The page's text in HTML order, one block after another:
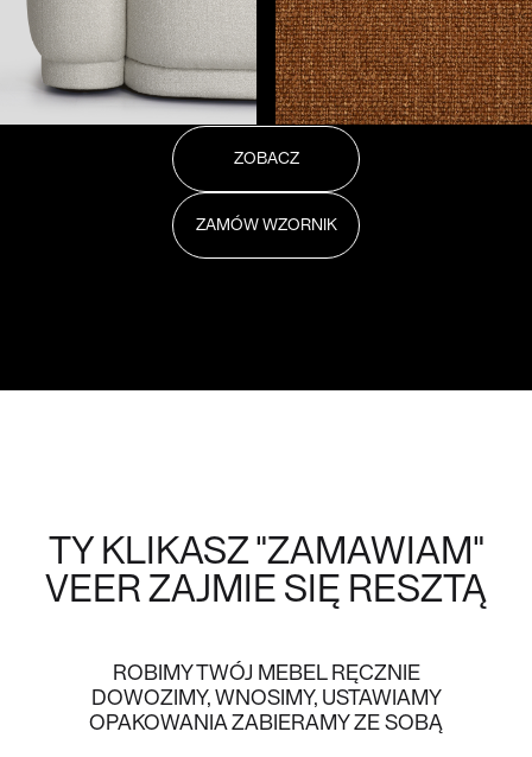
ZOBACZ
ZAMÓW WZORNIK
TY KLIKASZ "ZAMAWIAM"
VEER ZAJMIE SIĘ RESZTĄ
ROBIMY TWÓJ MEBEL RĘCZNIE
DOWOZIMY, WNOSIMY, USTAWIAMY
OPAKOWANIA ZABIERAMY ZE SOBĄ